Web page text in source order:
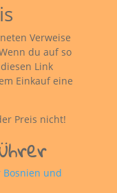
Verweise
du auf so
Link
Einkauf eine
Preis nicht!